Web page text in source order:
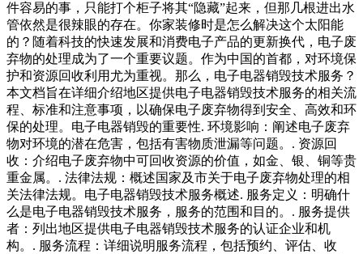
件容易的事，只能打个柜子将其“隐藏”起来，但那几根进出水
管依然是很辣眼的存在。你家装修时是怎么解决这个太阳能
的？随着科技的快速发展和消费电子产品的更新换代，电子废
弃物的处理成为了一个重要议题。作为中国的首都，对环境保
护和资源回收利用尤为重视。那么，电子电器销毁技术服务？
本文档旨在详细介绍地区提供电子电器销毁技术服务的相关流
程、标准和注意事项，以确保电子废弃物得到安全、高效和环
保的处理。电子电器销毁的重要性. 环境影响：阐述电子废弃
物对环境的潜在危害，包括有害物质泄漏等问题。. 资源回
收：介绍电子废弃物中可回收资源的价值，如金、银、铜等贵
重金属。. 法律法规：概述国家及市关于电子废弃物处理的相
关法律法规。电子电器销毁技术服务概述. 服务定义：明确什
么是电子电器销毁技术服务，服务的范围和目的。. 服务提供
者：列出地区提供电子电器销毁技术服务的认证企业和机
构。. 服务流程：详细说明服务流程，包括预约、评估、收